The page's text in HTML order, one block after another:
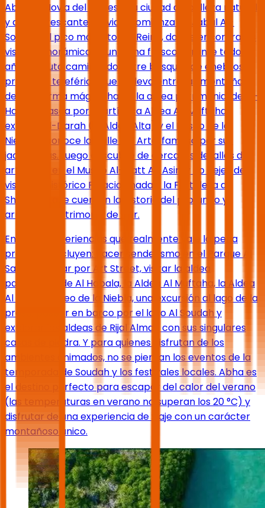
Abha, la Novia del Sur, es una ciudad de belleza natural
y aire refrescante. Tu viaje comienza en Jabal Al-
Soudah, el pico más alto del Reino, donde encontrarás
vistas panorámicas y un clima fresco durante todo el
año. Disfruta caminando entre bosques de enebros o
prueba el teleférico que te lleva entre las montañas
de una forma mágica hasta la aldea patrimonial de Al-
Habala. Pasea por la artística Aldea Al-Muftaha,
explora Al-Darah (la Aldea Alta) y el Paseo de la
Niebla, y conoce la Calle del Arte, famosa por sus
jacarandas. Luego descubre de cerca los detalles del
arte local en el Museo Al-Qatt Al-Asiri, y no dejes de
visitar el histórico Palacio Shada y la Fortaleza de
Shamsan, que cuentan la historia del profundo y
arraigado patrimonio de Asir.
Entre las experiencias que realmente vale la pena
probar se incluyen: hacer senderismo en el Parque Al
Sahab, pasear por Art Street, visitar la aldea
patrimonial de Al Habala, la Aldea Al Muftaha, la Aldea
Al Alia, el Paseo de la Niebla, una excursión al lago de la
presa, pasear en barco por el lago Al Soudah y
explorar las aldeas de Rijal Almaa con sus singulares
casas de piedra. Y para quienes disfrutan de los
ambientes animados, no se pierdan los eventos de la
temporada de Soudah y los festivales locales. Abha es
el destino perfecto para escapar del calor del verano
(las temperaturas en verano no superan los 20 °C) y
disfrutar de una experiencia de viaje con un carácter
montañoso único.